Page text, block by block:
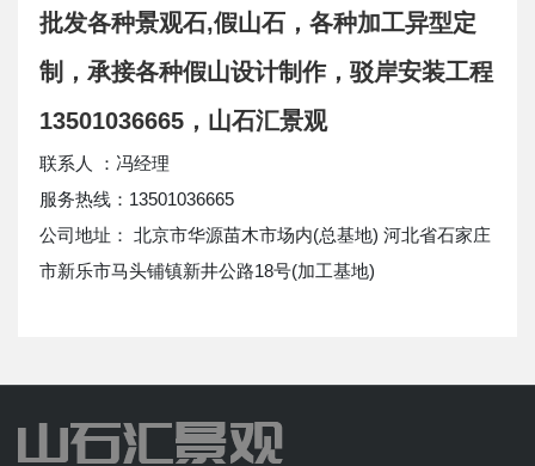
批发各种景观石,假山石，各种加工异型定
制，承接各种假山设计制作，驳岸安装工程
13501036665，山石汇景观
联系人 ：冯经理
服务热线：13501036665
公司地址： 北京市华源苗木市场内(总基地) 河北省石家庄
市新乐市马头铺镇新井公路18号(加工基地)